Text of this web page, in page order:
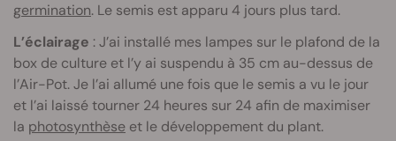
germination. Le semis est apparu 4 jours plus tard.
L’éclairage : J’ai installé mes lampes sur le plafond de la
box de culture et l’y ai suspendu à 35 cm au-dessus de
l’Air-Pot. Je l’ai allumé une fois que le semis a vu le jour
et l’ai laissé tourner 24 heures sur 24 afin de maximiser
la photosynthèse et le développement du plant.